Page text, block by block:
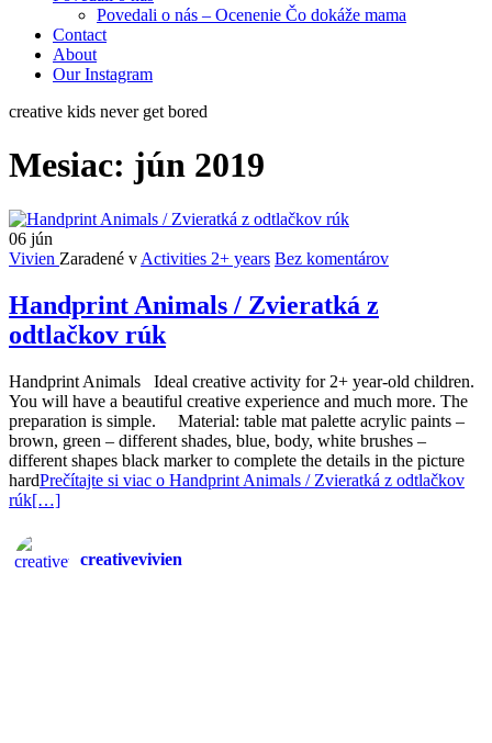
Povedali o nás – Ocenenie Čo dokáže mama
Contact
About
Our Instagram
creative kids never get bored
Mesiac: jún 2019
06 jún
Vivien Zaradené v Activities 2+ years Bez komentárov
Handprint Animals / Zvieratká z
odtlačkov rúk
Handprint Animals Ideal creative activity for 2+ year-old children.
You will have a beautiful creative experience and much more. The
preparation is simple. Material: table mat palette acrylic paints –
brown, green – different shades, blue, body, white brushes –
different shapes black marker to complete the details in the picture
hardPrečítajte si viac o Handprint Animals / Zvieratká z odtlačkov
rúk[…]
creativevivien